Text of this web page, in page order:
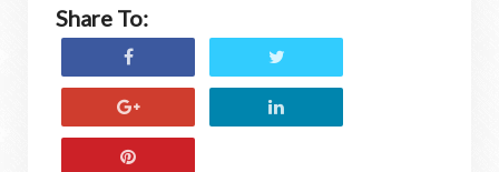
Share To: